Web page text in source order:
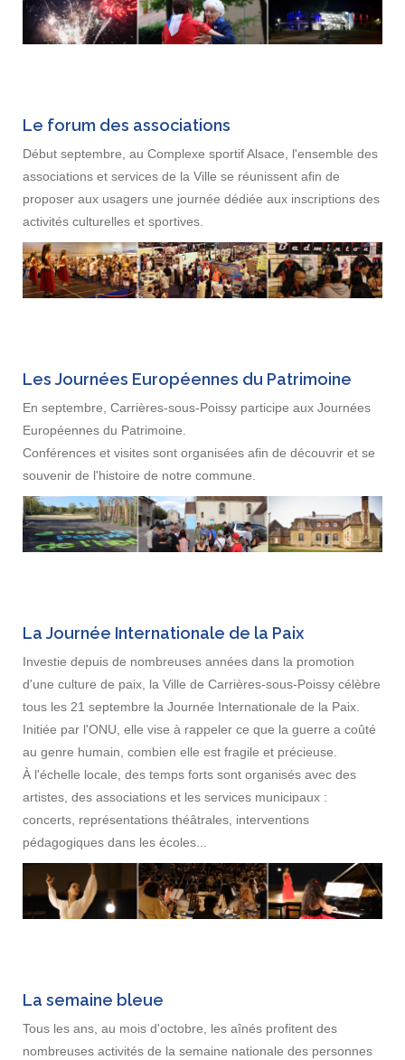
Le forum des associations
Début septembre, au Complexe sportif Alsace, l'ensemble des
associations et services de la Ville se réunissent afin de
proposer aux usagers une journée dédiée aux inscriptions des
activités culturelles et sportives.
Les Journées Européennes du Patrimoine
En septembre, Carrières-sous-Poissy participe aux Journées
Européennes du Patrimoine.
Conférences et visites sont organisées afin de découvrir et se
souvenir de l'histoire de notre commune.
La Journée Internationale de la Paix
Investie depuis de nombreuses années dans la promotion
d'une culture de paix, la Ville de Carrières-sous-Poissy célèbre
tous les 21 septembre la Journée Internationale de la Paix.
Initiée par l'ONU, elle vise à rappeler ce que la guerre a coûté
au genre humain, combien elle est fragile et précieuse.
À l'échelle locale, des temps forts sont organisés avec des
artistes, des associations et les services municipaux :
concerts, représentations théâtrales, interventions
pédagogiques dans les écoles...
La semaine bleue
Tous les ans, au mois d'octobre, les aînés profitent des
nombreuses activités de la semaine nationale des personnes